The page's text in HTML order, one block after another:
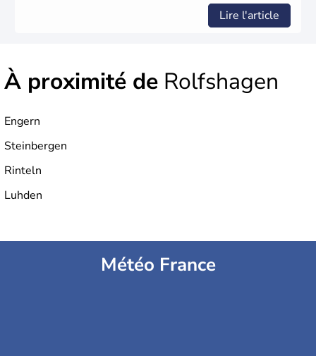
Lire l'article
À proximité de Rolfshagen
Engern
Steinbergen
Rinteln
Luhden
Météo France